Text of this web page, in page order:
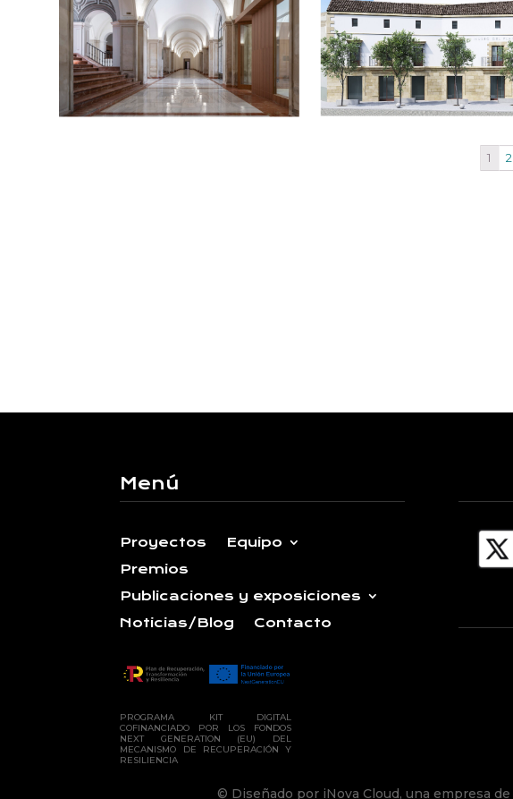
1 2
Menú
Proyectos
Equipo
Premios
Publicaciones y exposiciones
Noticias/Blog
Contacto
PROGRAMA KIT DIGITAL
COFINANCIADO POR LOS FONDOS
NEXT GENERATION (EU) DEL
MECANISMO DE RECUPERACIÓN Y
RESILIENCIA
© Diseñado por iNova Cloud, una empresa de